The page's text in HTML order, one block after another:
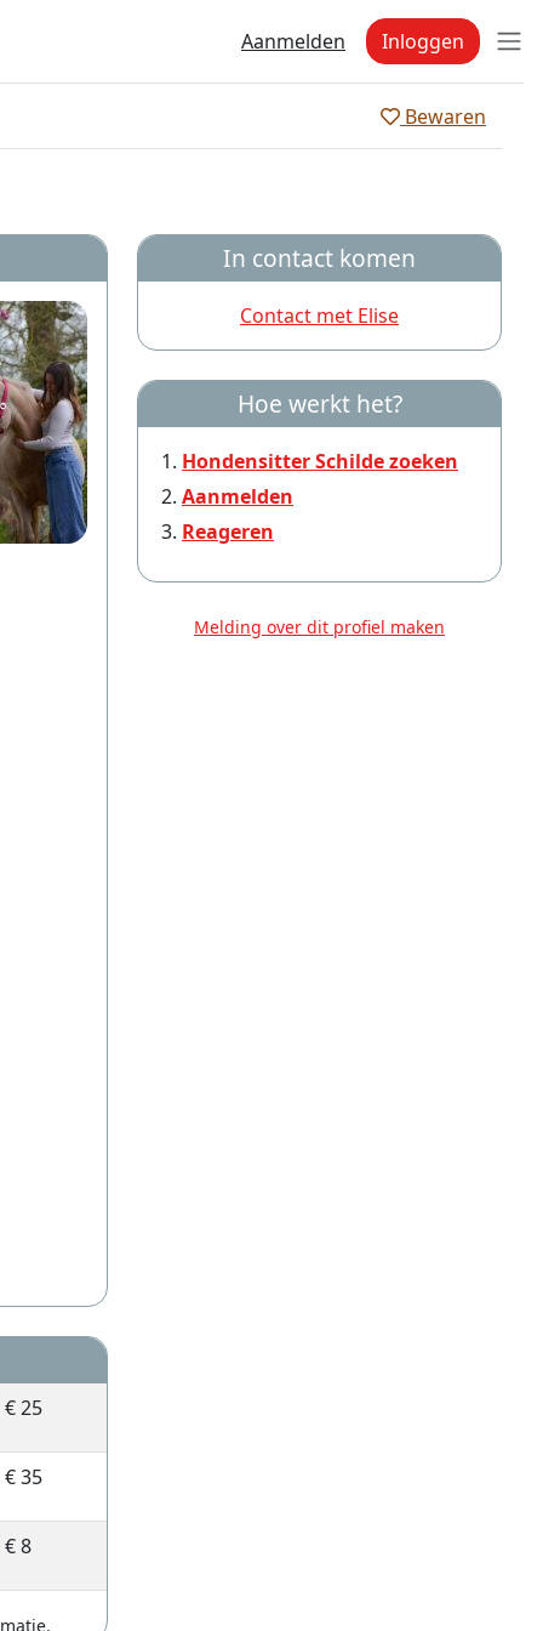
Aanmelden Inloggen
Bewaren
€ 25
€ 35
€ 8
In contact komen
Contact met Elise
Hoe werkt het?
Hondensitter Schilde zoeken
Aanmelden
Reageren
Melding over dit profiel maken